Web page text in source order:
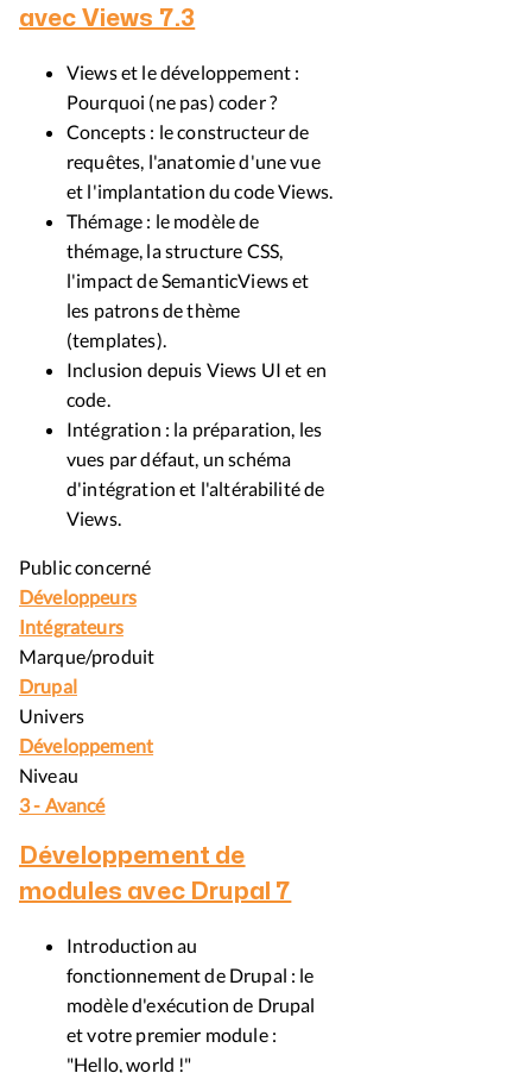
avec Views 7.3
Views et le développement :
Pourquoi (ne pas) coder ?
Concepts : le constructeur de
requêtes, l'anatomie d'une vue
et l'implantation du code Views.
Thémage : le modèle de
thémage, la structure CSS,
l'impact de SemanticViews et
les patrons de thème
(templates).
Inclusion depuis Views UI et en
code.
Intégration : la préparation, les
vues par défaut, un schéma
d'intégration et l'altérabilité de
Views.
Public concerné
Développeurs
Intégrateurs
Marque/produit
Drupal
Univers
Développement
Niveau
3 - Avancé
Développement de
modules avec Drupal 7
Introduction au
fonctionnement de Drupal : le
modèle d'exécution de Drupal
et votre premier module :
"Hello, world !"